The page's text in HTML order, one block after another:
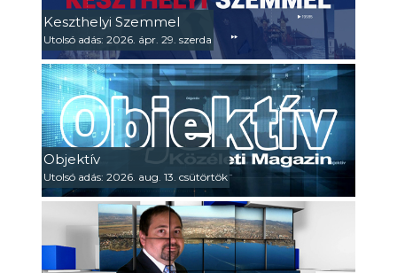
Keszthelyi Szemmel
Utolsó adás: 2026. ápr. 29. szerda
Objektív
Utolsó adás: 2026. aug. 13. csütörtök